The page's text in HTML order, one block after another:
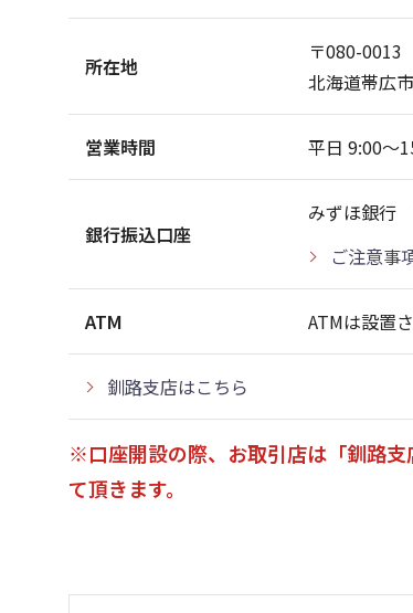
所在地
〒080-0013
北海道帯広
営業時間 平日 9:00〜
銀行振込口座
みずほ銀行
ご注意事
ATM ATMは設置
釧路支店はこちら
※口座開設の際、お取引店は「釧路
て頂きます。